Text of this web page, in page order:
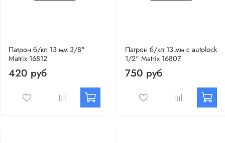
Патрон б/кл 13 мм 3/8"
Matrix 16812
420 руб
Патрон б/кл 13 мм с autolock
1/2" Matrix 16807
750 руб